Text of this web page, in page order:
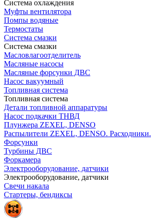
Система охлаждения
Муфты вентилятора
Помпы водяные
Термостаты
Система смазки
Система смазки
Масловлагоотделитель
Масляные насосы
Масляные форсунки ДВС
Насос вакуумный
Топливная система
Топливная система
Детали топливной аппаратуры
Насос подкачки ТНВД
Плунжера ZEXEL, DENSO
Распылители ZEXEL, DENSO. Расходники.
Форсунки
Турбины ДВС
Форкамера
Электрооборудование, датчики
Электрооборудование, датчики
Свечи накала
Стартеры, бендиксы